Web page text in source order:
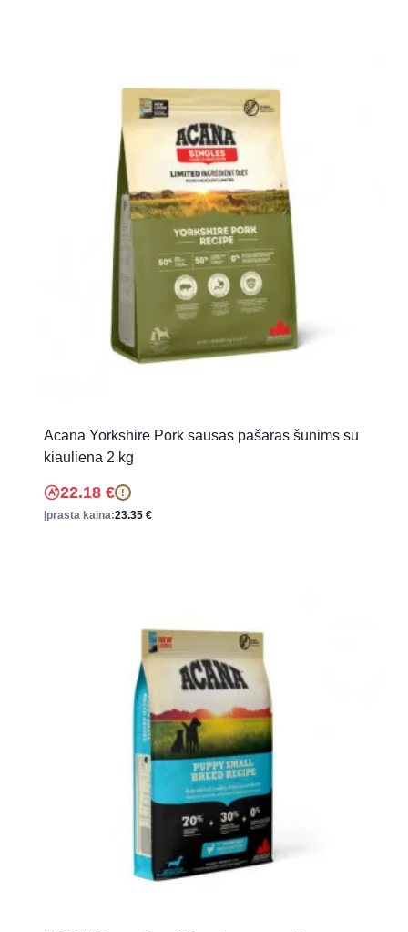
Acana Yorkshire Pork sausas pašaras šunims su
kiauliena 2 kg
22.18 € !
Įprasta kaina:23.35 €